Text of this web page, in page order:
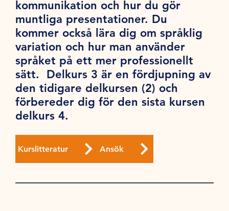
kommunikation och hur du gör
muntliga presentationer. Du
kommer också lära dig om språklig
variation och hur man använder
språket på ett mer professionellt
sätt. Delkurs 3 är en fördjupning av
den tidigare delkursen (2) och
förbereder dig för den sista kursen
delkurs 4.
Kurslitteratur Ansök